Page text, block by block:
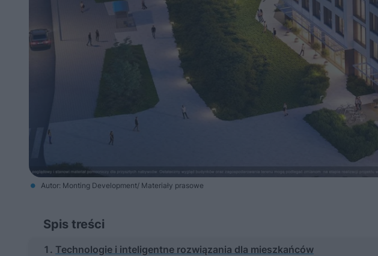
Autor: Monting Development/ Materiały prasowe
Spis treści
Technologie i inteligentne rozwiązania dla mieszkańców